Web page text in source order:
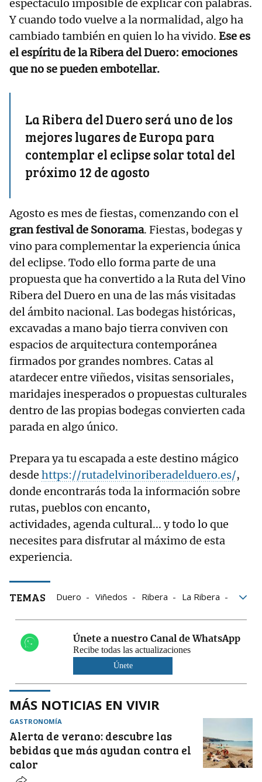
espectáculo imposible de explicar con palabras.
Y cuando todo vuelve a la normalidad, algo ha
cambiado también en quien lo ha vivido. Ese es
el espíritu de la Ribera del Duero: emociones
que no se pueden embotellar.
La Ribera del Duero será uno de los
mejores lugares de Europa para
contemplar el eclipse solar total del
próximo 12 de agosto
Agosto es mes de fiestas, comenzando con el
gran festival de Sonorama. Fiestas, bodegas y
vino para complementar la experiencia única
del eclipse. Todo ello forma parte de una
propuesta que ha convertido a la Ruta del Vino
Ribera del Duero en una de las más visitadas
del ámbito nacional. Las bodegas históricas,
excavadas a mano bajo tierra conviven con
espacios de arquitectura contemporánea
firmados por grandes nombres. Catas al
atardecer entre viñedos, visitas sensoriales,
maridajes inesperados o propuestas culturales
dentro de las propias bodegas convierten cada
parada en algo único.
Prepara ya tu escapada a este destino mágico
desde https://rutadelvinoriberadelduero.es/,
donde encontrarás toda la información sobre
rutas, pueblos con encanto,
actividades, agenda cultural... y todo lo que
necesites para disfrutar al máximo de esta
experiencia.
TEMAS Duero Viñedos Ribera
La Ribera
Imposible de embotellar
Únete a nuestro Canal de WhatsApp
Recibe todas las actualizaciones
Únete
MÁS NOTICIAS EN VIVIR
GASTRONOMÍA
Alerta de verano: descubre las
bebidas que más ayudan contra el
calor